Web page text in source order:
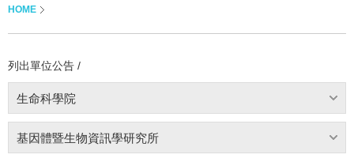
HOME
列出單位公告 /
生命科學院
基因體暨生物資訊學研究所